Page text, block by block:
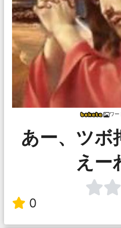
ワー
あー、ツボ
えー
0